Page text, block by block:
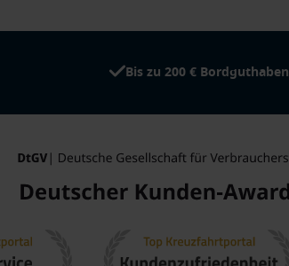
Bis zu 200 € Bordguthaben